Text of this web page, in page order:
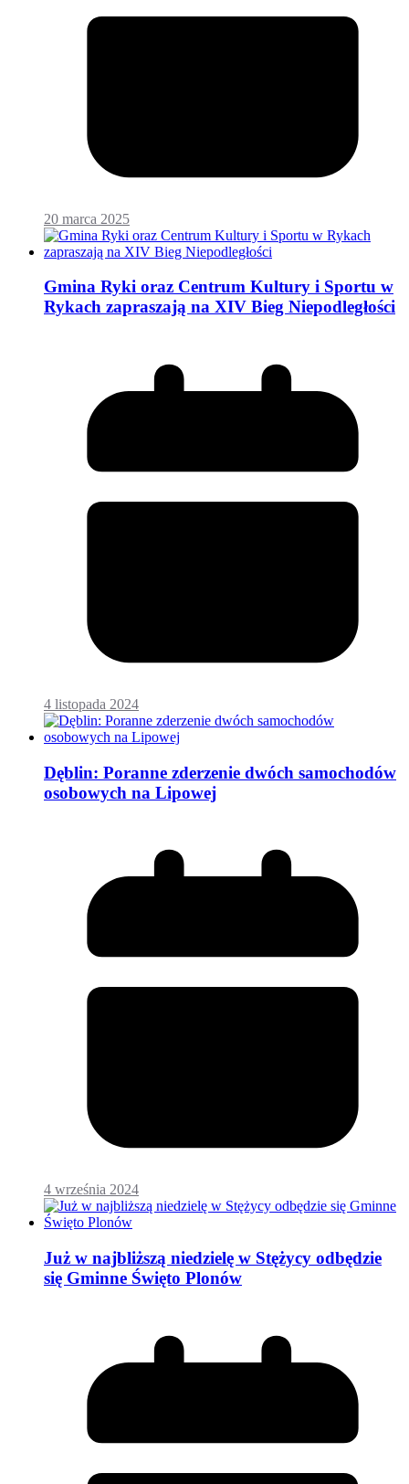
20 marca 2025
Gmina Ryki oraz Centrum Kultury i Sportu w
Rykach zapraszają na XIV Bieg Niepodległości
4 listopada 2024
Dęblin: Poranne zderzenie dwóch samochodów
osobowych na Lipowej
4 września 2024
Już w najbliższą niedzielę w Stężycy odbędzie
się Gminne Święto Plonów